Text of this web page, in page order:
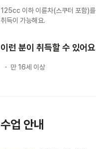
125cc 이하 이륜차(스쿠터 포함)
취득이 가능해요.
이런 분이 취득할 수 있어
만 16세 이상
수업 안내